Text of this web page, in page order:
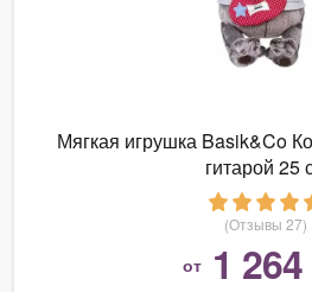
Мягкая игрушка Basik&Co
гитарой 25
(Отзывы 27)
от 1 264